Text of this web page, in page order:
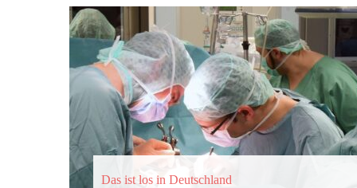
Das ist los in Deutschland